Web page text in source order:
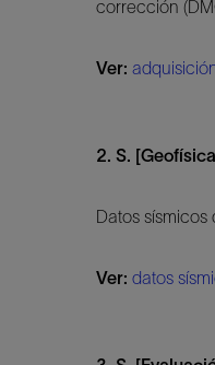
corrección
Ver:
2. S.
Datos
Ver: datos